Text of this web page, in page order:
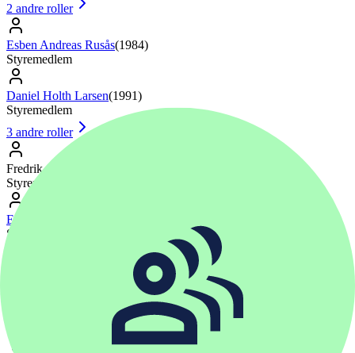
2 andre roller
Esben Andreas Rusås(1984)
Styremedlem
Daniel Holth Larsen(1991)
Styremedlem
3 andre roller
Fredrik Salomonsen
Styremedlem
Else Marit Tiset Kittelsen
Styremedlem
Ansattvalgt
(1997)Ansattvalgt
Varamedlem